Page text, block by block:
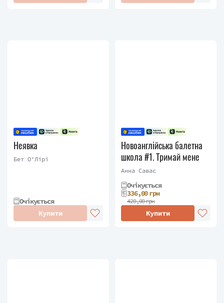
Неявка
Бет О'Лірі
Очікується
Купити
Новоанглійська балетна
школа #1. Тримай мене
Анна Савас
Очікується
336,00 грн
420,00 грн
Купити